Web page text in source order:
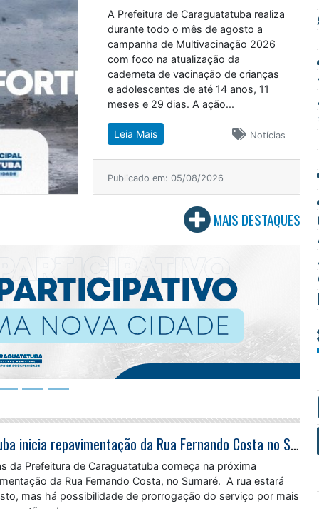
A Prefeitura de Caraguatatuba realiza
durante todo o mês de agosto a
campanha de Multivacinação 2026
com foco na atualização da
caderneta de vacinação de crianças
e adolescentes de até 14 anos, 11
meses e 29 dias. A ação...
Notícias
Leia Mais
Publicado em: 05/08/2026
MAIS DESTAQUES
da Prefeitura de Caraguatatuba começa na próxima
da Rua Fernando Costa, no Sumaré. A rua estará
mas há possibilidade de prorrogação do serviço por mais
questões de